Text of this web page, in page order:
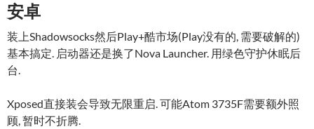
安卓
装上Shadowsocks然后Play+酷市场(Play没有的, 需要破解的)
基本搞定. 启动器还是换了Nova Launcher. 用绿色守护休眠后
台.
Xposed直接装会导致无限重启. 可能Atom 3735F需要额外照
顾, 暂时不折腾.